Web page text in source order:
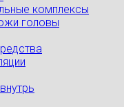
комплексы
головы